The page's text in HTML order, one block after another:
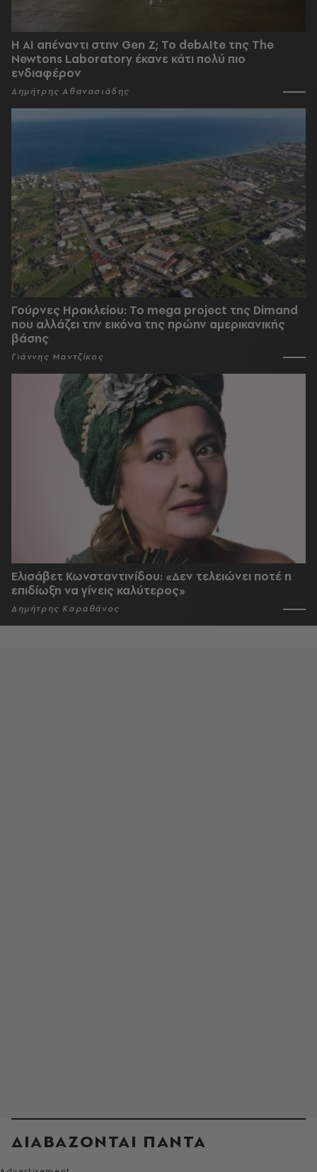
Η AI απέναντι στην Gen Z; Το debAIte της The
Newtons Laboratory έκανε κάτι πολύ πιο
ενδιαφέρον
Δημήτρης Αθανασιάδης
Γούρνες Ηρακλείου: To mega project της Dimand
που αλλάζει την εικόνα της πρώην αμερικανικής
βάσης
Γιάννης Μαντζίκος
Ελισάβετ Κωνσταντινίδου: «Δεν τελειώνει ποτέ η
επιδίωξη να γίνεις καλύτερος»
Δημήτρης Καραθάνος
ΔΙΑΒΑΖΟΝΤΑΙ ΠΑΝΤΑ